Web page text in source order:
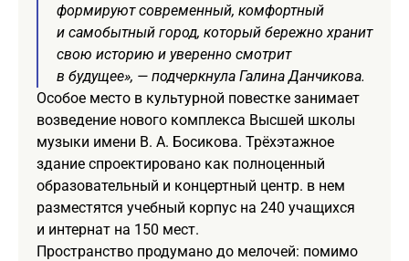
формируют современный, комфортный
и самобытный город, который бережно хранит
свою историю и уверенно смотрит
в будущее», — подчеркнула Галина Данчикова.
Особое место в культурной повестке занимает
возведение нового комплекса Высшей школы
музыки имени В. А. Босикова. Трёхэтажное
здание спроектировано как полноценный
образовательный и концертный центр. в нем
разместятся учебный корпус на 240 учащихся
и интернат на 150 мест.
Пространство продумано до мелочей: помимо